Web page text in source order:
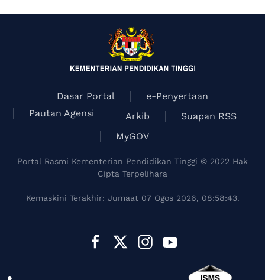
Dasar Portal
e-Penyertaan
Pautan Agensi
Arkib
Suapan RSS
MyGOV
Portal Rasmi Kementerian Pendidikan Tinggi © 2022 Hak
Cipta Terpelihara
Kemaskini Terakhir: Jumaat 07 Ogos 2026, 08:58:43.